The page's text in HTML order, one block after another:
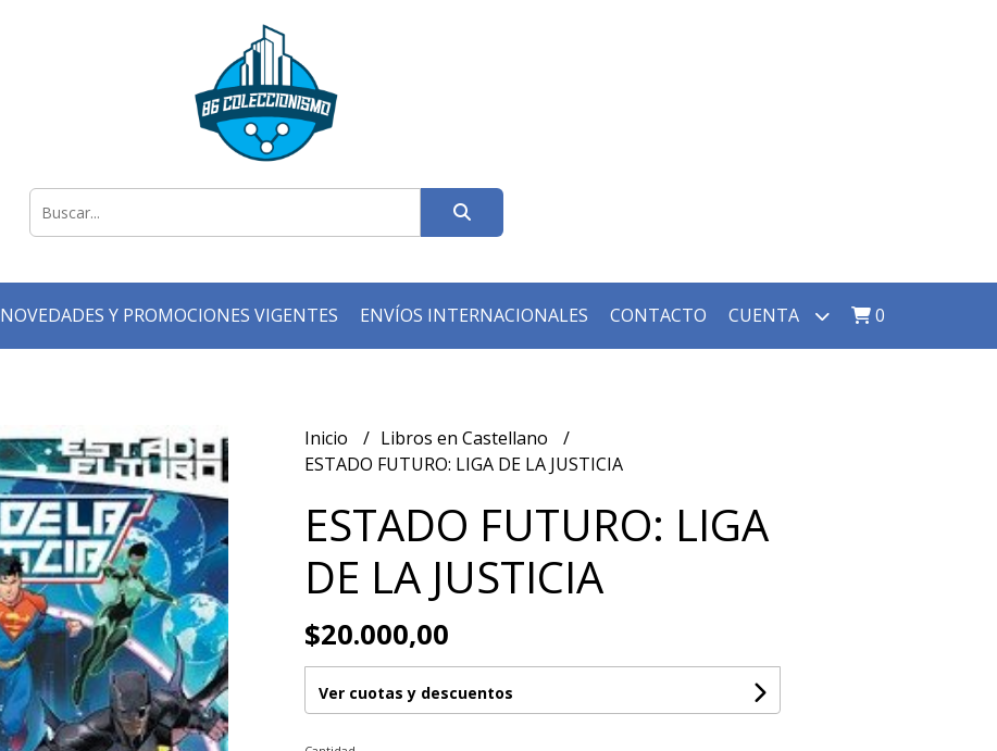
NOVEDADES Y PROMOCIONES VIGENTES ENVÍOS INTERNACIONALES CONTACTO CUENTA 0
Inicio
Libros en Castellano
ESTADO FUTURO: LIGA DE LA JUSTICIA
ESTADO FUTURO: LIGA
DE LA JUSTICIA
$20.000,00
Ver cuotas y descuentos